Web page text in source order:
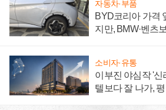
자동차·부품
BYD코리아 가격
지만, BMW·벤츠
소비자·유통
이부진 야심작 '
텔보다 잘 나가,